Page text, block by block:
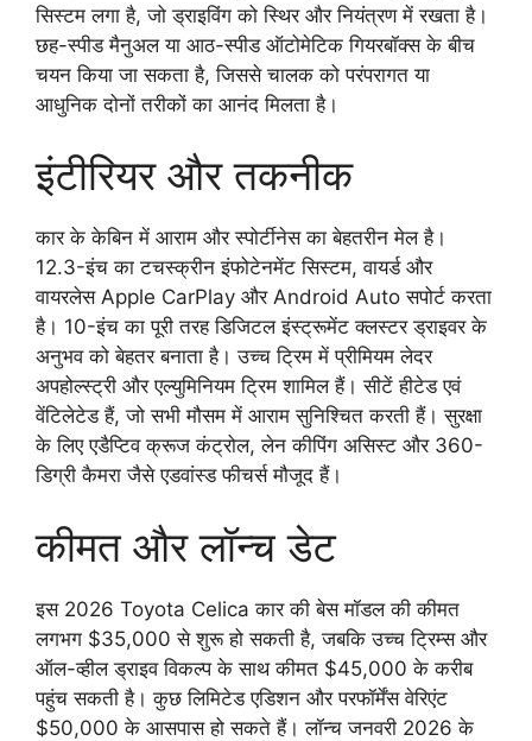
सिस्टम लगा है, जो ड्राइविंग को स्थिर और नियंत्रण में रखता है।
छह-स्पीड मैनुअल या आठ-स्पीड ऑटोमेटिक गियरबॉक्स के बीच
चयन किया जा सकता है, जिससे चालक को परंपरागत या
आधुनिक दोनों तरीकों का आनंद मिलता है।
इंटीरियर और तकनीक
कार के केबिन में आराम और स्पोर्टीनेस का बेहतरीन मेल है।
12.3-इंच का टचस्क्रीन इंफोटेनमेंट सिस्टम, वायर्ड और
वायरलेस Apple CarPlay और Android Auto सपोर्ट करता
है। 10-इंच का पूरी तरह डिजिटल इंस्ट्रूमेंट क्लस्टर ड्राइवर के
अनुभव को बेहतर बनाता है। उच्च ट्रिम में प्रीमियम लेदर
अपहोल्स्ट्री और एल्युमिनियम ट्रिम शामिल हैं। सीटें हीटेड एवं
वेंटिलेटेड हैं, जो सभी मौसम में आराम सुनिश्चित करती हैं। सुरक्षा
के लिए एडैप्टिव क्रूज कंट्रोल, लेन कीपिंग असिस्ट और 360-
डिग्री कैमरा जैसे एडवांस्ड फीचर्स मौजूद हैं।
कीमत और लॉन्च डेट
इस 2026 Toyota Celica कार की बेस मॉडल की कीमत
लगभग $35,000 से शुरू हो सकती है, जबकि उच्च ट्रिम्स और
ऑल-व्हील ड्राइव विकल्प के साथ कीमत $45,000 के करीब
पहुंच सकती है। कुछ लिमिटेड एडिशन और परफॉर्मेंस वेरिएंट
$50,000 के आसपास हो सकते हैं। लॉन्च जनवरी 2026 के